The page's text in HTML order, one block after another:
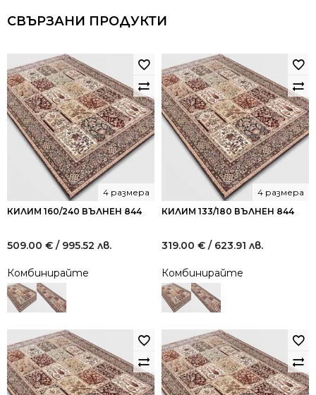
СВЪРЗАНИ ПРОДУКТИ
КИЛИМ 160/240 ВЪЛНЕН 844
4 размера
509.00 € / 995.52 лв.
Комбинирайте
КИЛИМ 133/180 ВЪЛНЕН 844
4 размера
319.00 € / 623.91 лв.
Комбинирайте